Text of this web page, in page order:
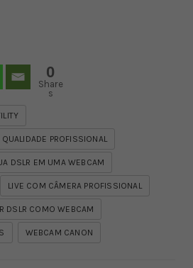
0
Share
s
PROFISSIONAL
DSLR EM UMA WEBCAM
LIVE COM CÂMERA PROFISSIONAL
DSLR COMO WEBCAM
WEBCAM CANON